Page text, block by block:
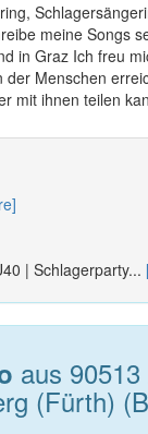
meine Songs
in Graz Ich freu
der Menschen
mit ihnen teilen
| Schlagerparty...
aus
(Fürth)